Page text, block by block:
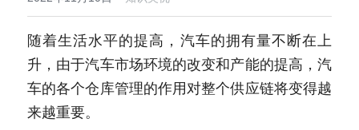
6S精益管理必备品
手机平板智能存储
废旧家电拆解解决方案
商超快递配送解决方案
公司介绍
知识奕优
Lean Manufacturing（精益生产和管理）
搜索
随着生活水平的提高，汽车的拥有量不断在上
升，由于汽车市场环境的改变和产能的提高，汽
车的各个仓库管理的作用对整个供应链将变得越
来越重要。